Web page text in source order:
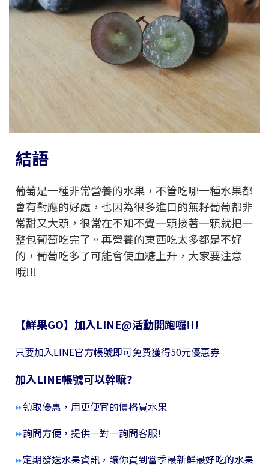
結語
葡萄是一種非常營養的水果，不管吃哪一種水果都
會有對應的好處，也因為很多進口的無籽葡萄都非
常甜又大顆，很常在不知不覺一顆接著一顆就把一
整包葡萄吃完了。再營養的東西吃太多都是不好
的，葡萄吃多了可能會使血糖上升，大家要注意
哦!!!
【鮮果GO】加入LINE@活動開跑囉!!!
只要加入LINE官方帳號即可免費獲得50元優惠券
加入LINE帳號可以幹嘛?
⏩領取優惠，用更便宜的價格買水果
⏩詢問方便，提供一對一詢問客服!
⏩定期發送水果資訊，讓你買到當季最新鮮最好吃的水果